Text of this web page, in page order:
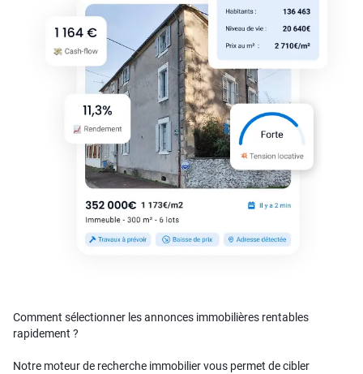
Comment sélectionner les annonces immobilières rentables
rapidement ?
Notre moteur de recherche immobilier vous permet de cibler